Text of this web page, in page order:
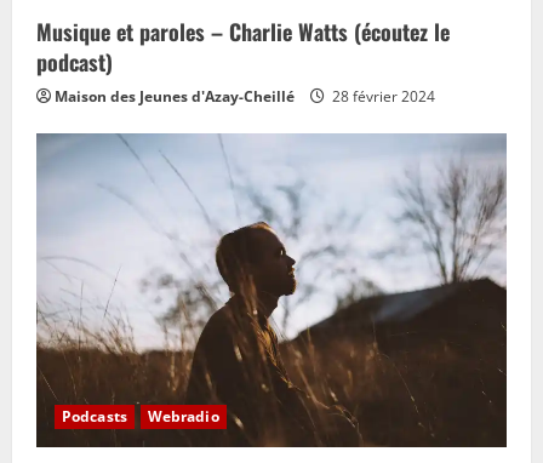
Musique et paroles – Charlie Watts (écoutez le
podcast)
Maison des Jeunes d'Azay-Cheillé 28 février 2024
Podcasts Webradio